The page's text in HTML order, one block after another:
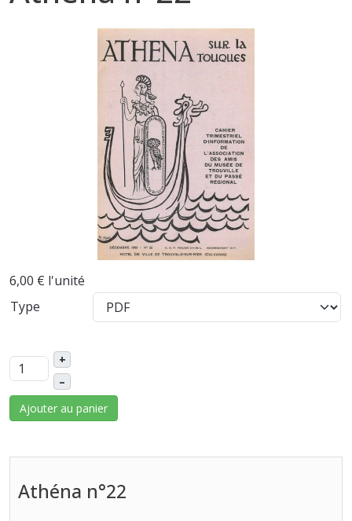
6,00 € l'unité
Type
+
–
Ajouter au panier
Athéna n°22